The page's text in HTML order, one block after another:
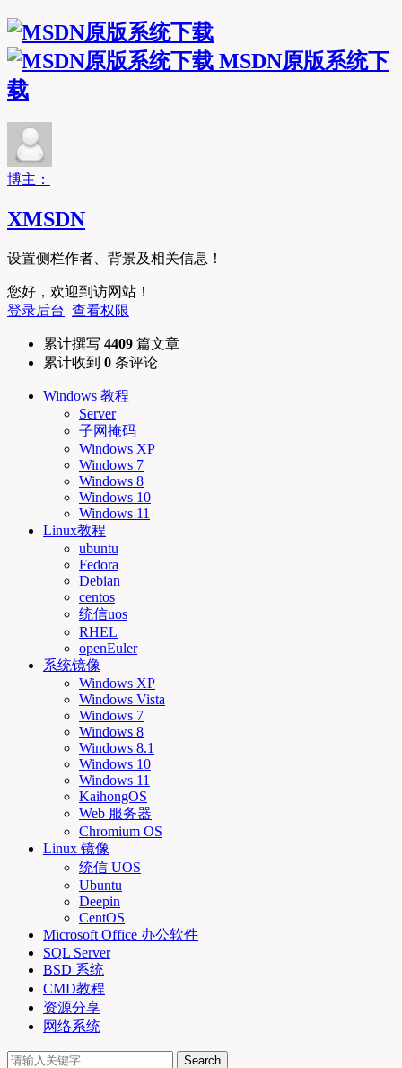
MSDN原版系统下
载
博主：
XMSDN
设置侧栏作者、背景及相关信息！
您好，欢迎到访网站！
登录后台 查看权限
累计撰写 4409 篇文章
累计收到 0 条评论
Windows 教程
Server
子网掩码
Windows XP
Windows 7
Windows 8
Windows 10
Windows 11
Linux教程
ubuntu
Fedora
Debian
centos
统信uos
RHEL
openEuler
系统镜像
Windows XP
Windows Vista
Windows 7
Windows 8
Windows 8.1
Windows 10
Windows 11
KaihongOS
Web 服务器
Chromium OS
Linux 镜像
统信 UOS
Ubuntu
Deepin
CentOS
Microsoft Office 办公软件
SQL Server
BSD 系统
CMD教程
资源分享
网络系统
Search